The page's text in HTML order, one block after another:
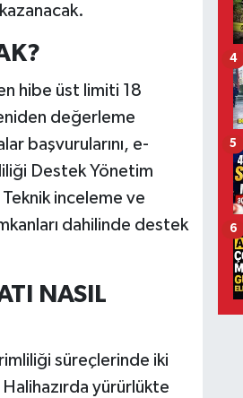
hibe üst limiti 18
değerleme
başvurularını, e-
Destek Yönetim
inceleme ve
dahilinde destek
NASIL
süreçlerinde iki
yürürlükte
4
5
6